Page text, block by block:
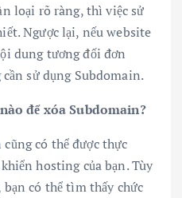
loại rõ ràng, thì việc sử
Ngược lại, nếu website
dung tương đối đơn
sử dụng Subdomain.
để xóa Subdomain?
có thể được thực
hosting của bạn. Tùy
có thể tìm thấy chức